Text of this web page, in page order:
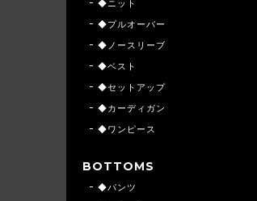
◆ニット
◆プルオーバー
◆ノースリーブ
◆ベスト
◆セットアップ
◆カーディガン
◆ワンピース
BOTTOMS
◆パンツ